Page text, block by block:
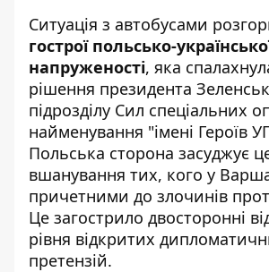
Ситуація з автобусами
гострої польсько-
напруженості, яка
рішення президента
підрозділу Сил спеціальних
найменування "імені Героїв
Польська сторона засуджує
вшанування тих, кого у
причетними до злочинів
Це загострило двосторонні
рівня відкритих
претензій.